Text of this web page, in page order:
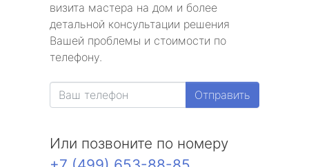
визита мастера на дом и более
детальной консультации решения
Вашей проблемы и стоимости по
телефону.
Отправить
Или позвоните по номеру